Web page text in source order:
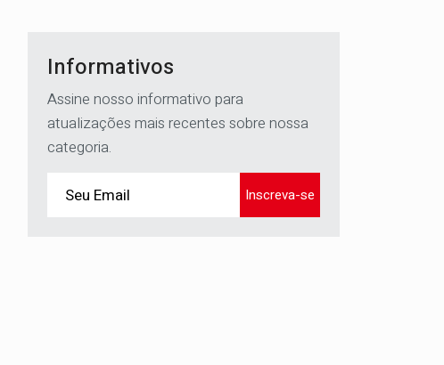
Informativos
Assine nosso informativo para
atualizações mais recentes sobre nossa
categoria.
Inscreva-se